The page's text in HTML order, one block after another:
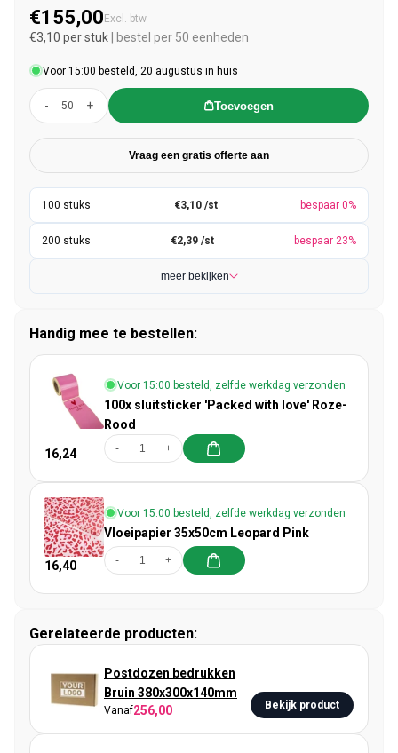
Normale prijs
€155,00 Excl. btw
€3,10 per stuk | bestel per 50 eenheden
Voor 15:00 besteld, 20 augustus in huis
- + Toevoegen
Vraag een gratis offerte aan
€3,10 /st bespaar 0%
€2,39 /st bespaar 23%
meer bekijken
Handig mee te bestellen:
16,24
Voor 15:00 besteld, zelfde werkdag verzonden
100x sluitsticker 'Packed with love' Roze-
Rood
- +
16,40
Voor 15:00 besteld, zelfde werkdag verzonden
Vloeipapier 35x50cm Leopard Pink
- +
Gerelateerde producten:
Postdozen bedrukken
Bruin 380x300x140mm
Vanaf256,00 Bekijk product